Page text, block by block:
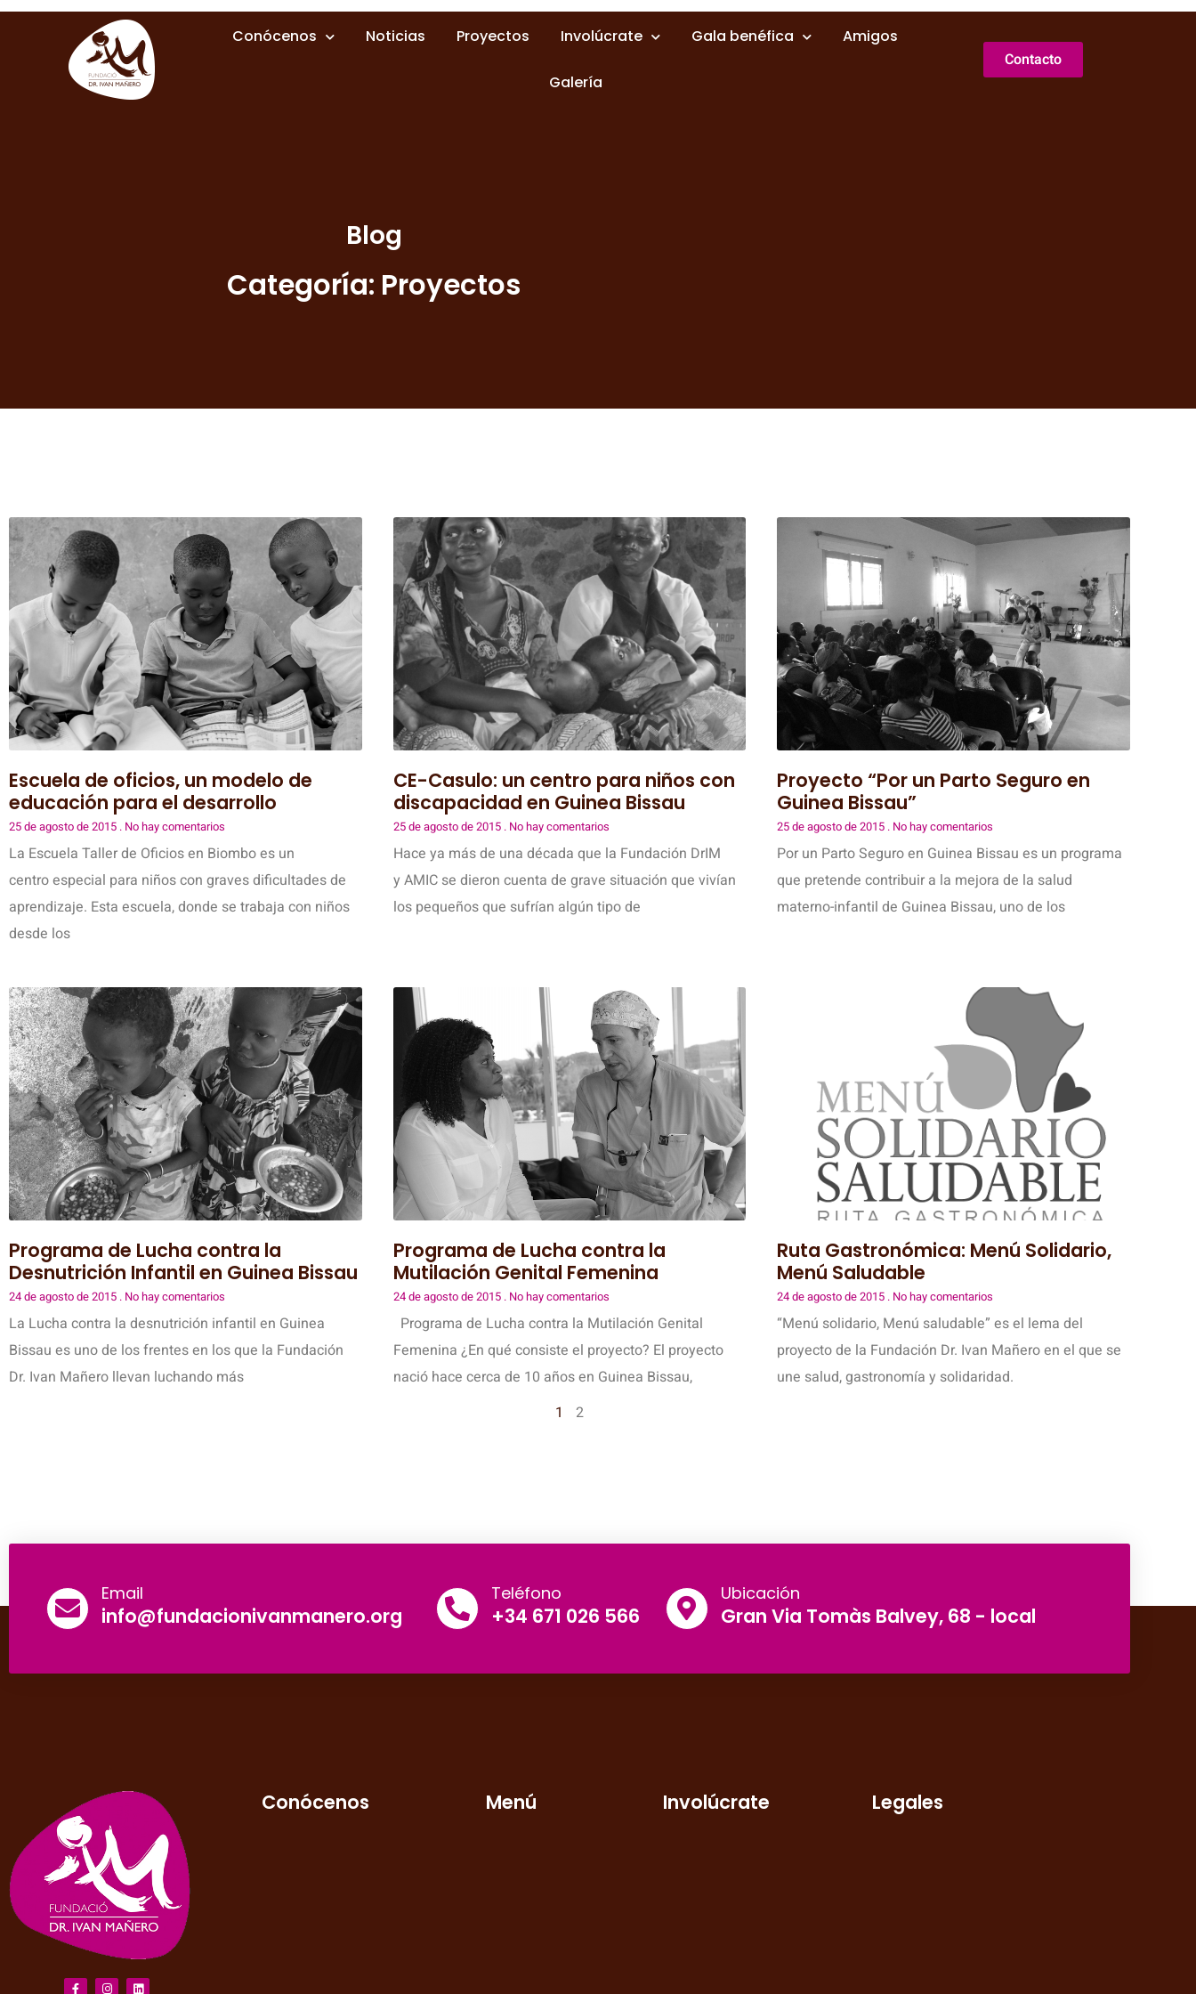
Conócenos Noticias Proyectos Involúcrate Gala benéfica Amigos
Galería
Contacto
Blog
Categoría: Proyectos
Escuela de oficios, un modelo de
educación para el desarrollo
25 de agosto de 2015 No hay comentarios
La Escuela Taller de Oficios en Biombo es un
centro especial para niños con graves dificultades de
aprendizaje. Esta escuela, donde se trabaja con niños
desde los
CE-Casulo: un centro para niños con
discapacidad en Guinea Bissau
25 de agosto de 2015 No hay comentarios
Hace ya más de una década que la Fundación DrIM
y AMIC se dieron cuenta de grave situación que vivían
los pequeños que sufrían algún tipo de
Proyecto “Por un Parto Seguro en
Guinea Bissau”
25 de agosto de 2015 No hay comentarios
Por un Parto Seguro en Guinea Bissau es un programa
que pretende contribuir a la mejora de la salud
materno-infantil de Guinea Bissau, uno de los
Programa de Lucha contra la
Desnutrición Infantil en Guinea Bissau
24 de agosto de 2015 No hay comentarios
La Lucha contra la desnutrición infantil en Guinea
Bissau es uno de los frentes en los que la Fundación
Dr. Ivan Mañero llevan luchando más
Programa de Lucha contra la
Mutilación Genital Femenina
24 de agosto de 2015 No hay comentarios
Programa de Lucha contra la Mutilación Genital
Femenina ¿En qué consiste el proyecto? El proyecto
nació hace cerca de 10 años en Guinea Bissau,
Ruta Gastronómica: Menú Solidario,
Menú Saludable
24 de agosto de 2015 No hay comentarios
“Menú solidario, Menú saludable” es el lema del
proyecto de la Fundación Dr. Ivan Mañero en el que se
une salud, gastronomía y solidaridad.
1
2
Email
info@fundacionivanmanero.org
Teléfono
+34 671 026 566
Ubicación
Gran Via Tomàs Balvey, 68 - local
Conócenos Menú Involúcrate Legales